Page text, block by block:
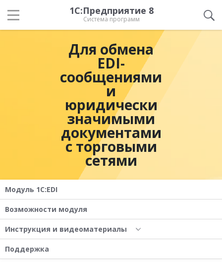
1С:Предприятие 8
Система программ
Для обмена
EDI-
сообщениями
и
юридически
значимыми
документами
с торговыми
сетями
Модуль 1C:EDI
Возможности модуля
Инструкция и видеоматериалы
Поддержка